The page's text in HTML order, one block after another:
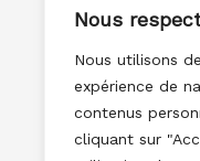
Nous
Nous utilisons
expérience de
contenus
cliquant sur
Lire la